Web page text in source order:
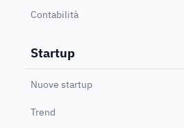
Contabilità
Startup
Nuove startup
Trend